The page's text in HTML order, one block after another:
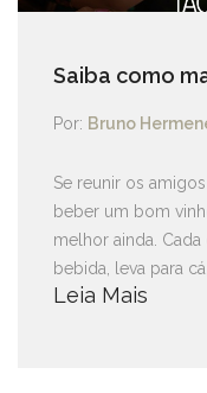
Saiba como
Por: Bruno
Se reunir os
beber um bom
melhor ainda.
bebida, leva para cá,
Leia Mais